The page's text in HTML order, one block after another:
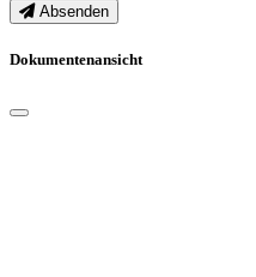
Absenden
Dokumentenansicht